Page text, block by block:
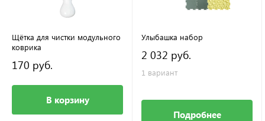
Щётка для чистки модульного
коврика
170 руб.
В корзину
Улыбашка набор
2 032 руб.
1 вариант
Подробнее